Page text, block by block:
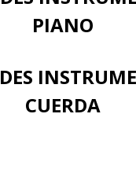
PIANO
CUERDA